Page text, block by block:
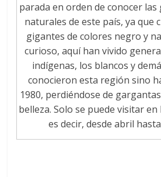
parada en orden de conocer
naturales de este país, ya que
gigantes de colores negro y
curioso, aquí han vivido
indígenas, los blancos y
conocieron esta región sino
1980, perdiéndose de
belleza. Solo se puede visitar
es decir, desde abril